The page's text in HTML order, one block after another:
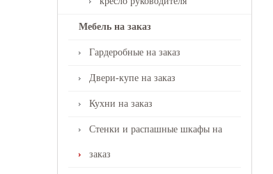
Мебель на заказ
Гардеробные на заказ
Двери-купе на заказ
Кухни на заказ
Стенки и распашные шкафы на
заказ